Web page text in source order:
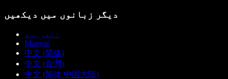
دیگر زبانوں میں دیکھیں
العربية
Magyar
中文 (简体)
中文 (台灣)
中文 (简体 中国大陆)